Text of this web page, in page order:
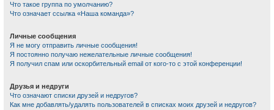
Что такое группа по умолчанию?
Что означает ссылка «Наша команда»?
Личные сообщения
Я не могу отправить личные сообщения!
Я постоянно получаю нежелательные личные сообщения!
Я получил спам или оскорбительный email от кого-то с этой конференции!
Друзья и недруги
Что означают списки друзей и недругов?
Как мне добавлять/удалять пользователей в списках моих друзей и недругов?